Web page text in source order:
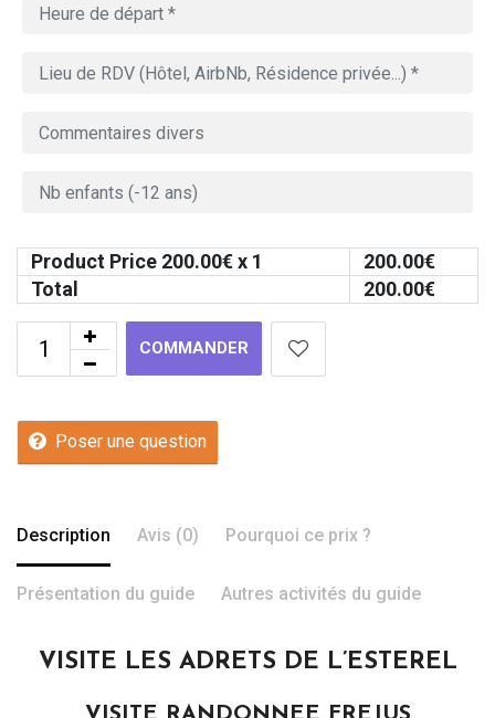
Product Price 200.00€ x 1 200.00€
Total
200.00€
COMMANDER
Poser une question
Description Avis (0) Pourquoi ce prix ?
Présentation du guide Autres activités du guide
VISITE LES ADRETS DE L’ESTEREL